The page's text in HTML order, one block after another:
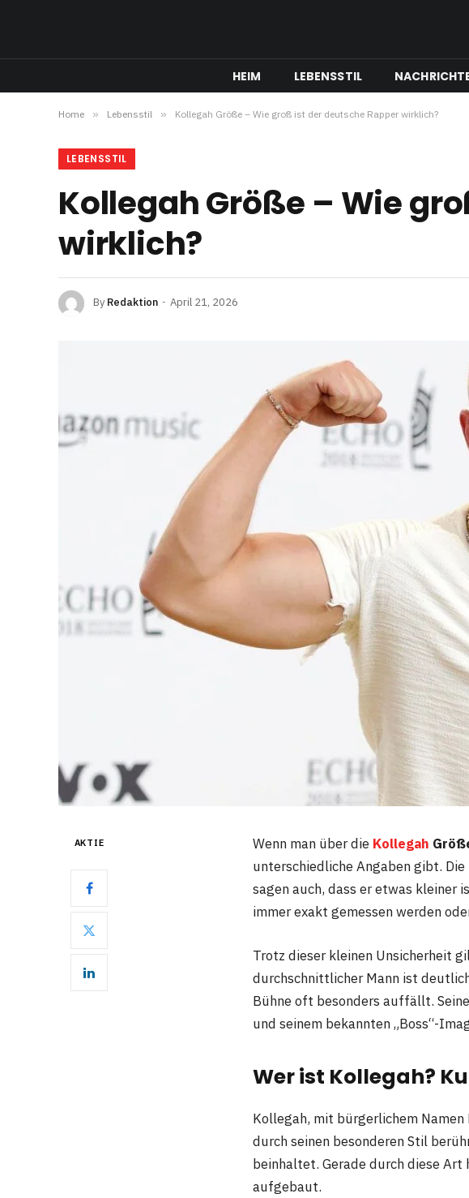
HEIM LEBENSSTIL
Home » Lebensstil » Kollegah Größe – Wie groß ist der deutsche Rapper wirklich?
LEBENSSTIL
Kollegah Größe – Wie
wirklich?
By Redaktion April 21, 2026
AKTIE Wenn man über die Kollegah
unterschiedliche Angaben gibt.
sagen auch, dass er etwas kleiner
immer exakt gemessen werden
Trotz dieser kleinen Unsicherheit
durchschnittlicher Mann ist
Bühne oft besonders auffällt.
und seinem bekannten „Boss“-
Wer ist Kollegah?
Kollegah, mit bürgerlichem
durch seinen besonderen Stil
beinhaltet. Gerade durch diese Art
aufgebaut.